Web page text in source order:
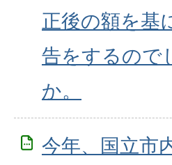
正後の額を基
告をするので
か。
今年、国立市